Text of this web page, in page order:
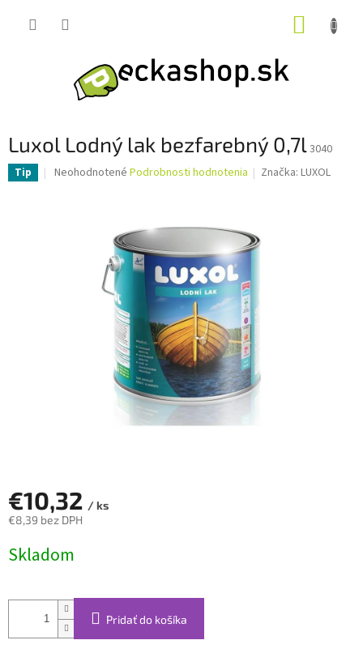
Luxol Lodný lak bezfarebný 0,7l3040
Tip
Priemerné
hviezdičiek.
Neohodnotené Podrobnosti hodnotenia Značka:LUXOL
€10,32 / ks
€8,39 bez DPH
cena:
Skladom
Pridať do košíka